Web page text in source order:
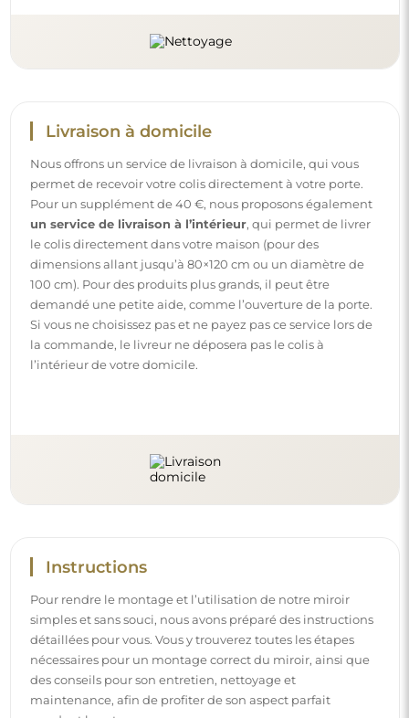
Instructions
Pour rendre le montage et l’utilisation de notre miroir
simples et sans souci, nous avons préparé des instructions
détaillées pour vous. Vous y trouverez toutes les étapes
nécessaires pour un montage correct du miroir, ainsi que
des conseils pour son entretien, nettoyage et
maintenance, afin de profiter de son aspect parfait
Consulter les notices de montage et d’utilisation.
Restez à jour avec nos nouveautés, inspirations et
promotions, découvrez les tendances déco et trouvez
des idées pour de beaux intérieurs. Rejoignez notre
communauté et découvrez ce que nous préparons
spécialement pour vous !